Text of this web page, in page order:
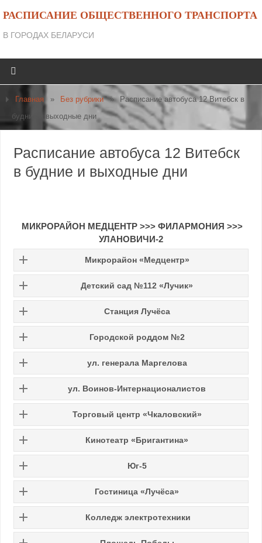
РАСПИСАНИЕ ОБЩЕСТВЕННОГО ТРАНСПОРТА
В ГОРОДАХ БЕЛАРУСИ
Главная » Без рубрики » Расписание автобуса 12 Витебск в
будние и выходные дни
Расписание автобуса 12 Витебск
в будние и выходные дни
МИКРОРАЙОН МЕДЦЕНТР >>> ФИЛАРМОНИЯ >>>
УЛАНОВИЧИ-2
Микрорайон «Медцентр»
Детский сад №112 «Лучик»
Станция Лучёса
Городской роддом №2
ул. генерала Маргелова
ул. Воинов-Интернационалистов
Торговый центр «Чкаловский»
Кинотеатр «Бригантина»
Юг-5
Гостиница «Лучёса»
Колледж электротехники